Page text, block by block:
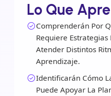
Lo Que
Comprenderán Por
Requiere
Atender Distintos
Aprendizaje.
Identificarán Cómo
Puede Apoyar La